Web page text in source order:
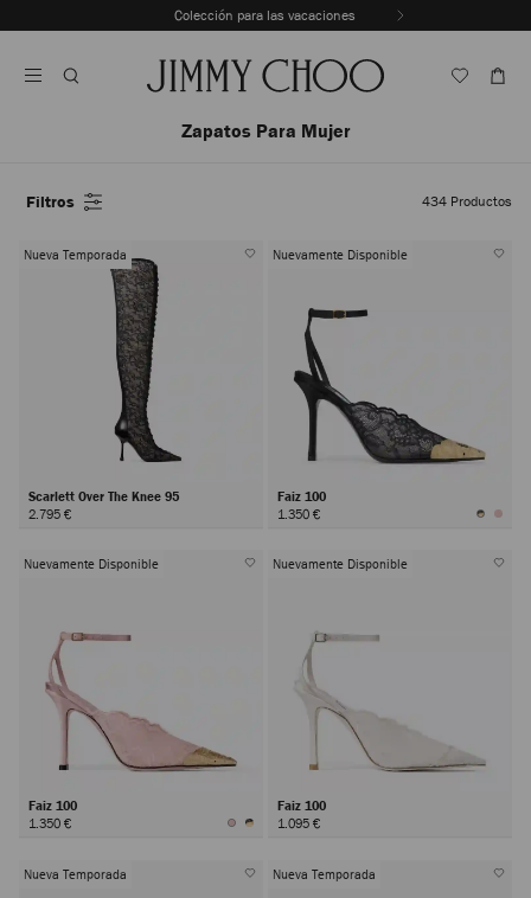
Al
Colección para las vacaciones
reproducción
Zapatos Para Mujer
Filtros 434 Productos
Nueva Temporada
Scarlett Over The Knee 95
2.795 €
Nuevamente Disponible
Faiz 100
1.350 €
Nuevamente Disponible
Faiz 100
1.350 €
Nuevamente Disponible
Faiz 100
1.095 €
Nueva Temporada Nueva Temporada